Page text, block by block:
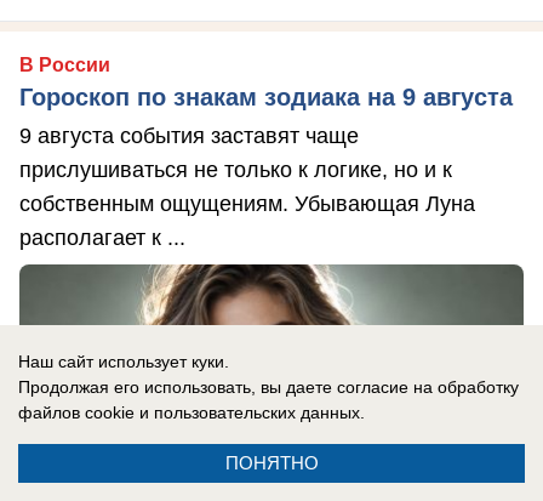
В России
Гороскоп по знакам зодиака на 9 августа
9 августа события заставят чаще
прислушиваться не только к логике, но и к
собственным ощущениям. Убывающая Луна
располагает к ...
Наш сайт использует куки.
Продолжая его использовать, вы даете согласие на обработку
файлов cookie и пользовательских данных.
ПОНЯТНО